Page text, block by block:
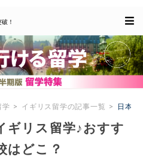
！
学 イギリス留学の記事一覧 日本人
ギリス留学♪おすす
はどこ？